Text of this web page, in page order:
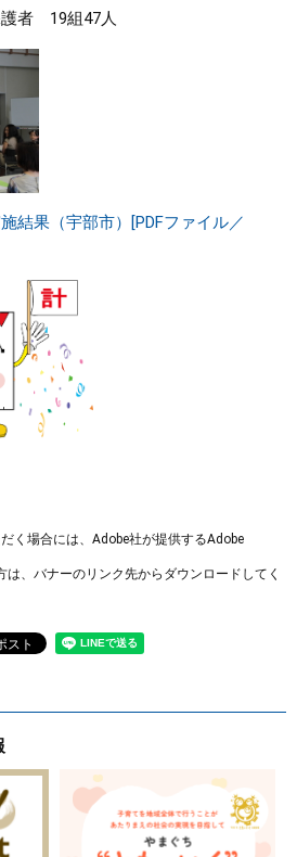
者 19組47人
結果（宇部市）[PDFファイル／
く場合には、Adobe社が提供するAdobe
は、バナーのリンク先からダウンロードしてく